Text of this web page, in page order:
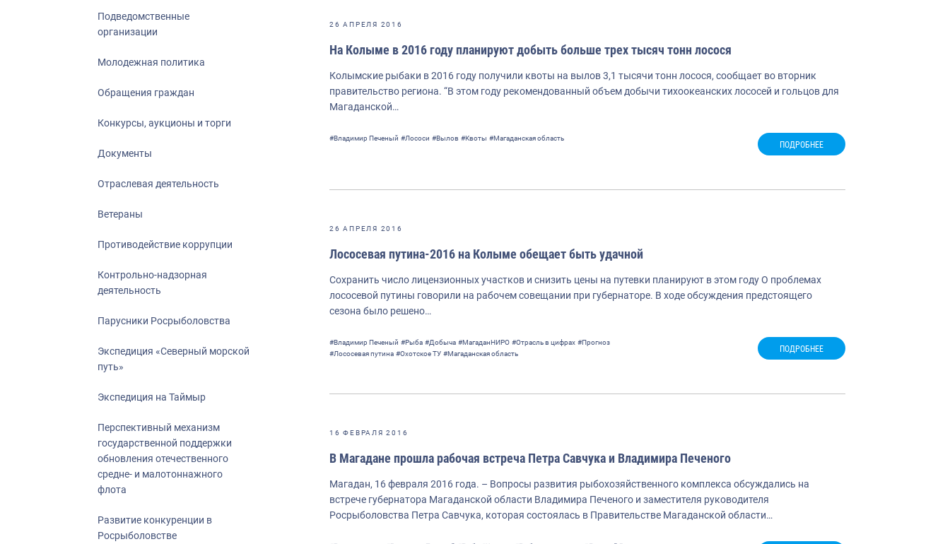
Подведомственные
организации
Молодежная политика
Обращения граждан
Конкурсы, аукционы и торги
Документы
Отраслевая деятельность
Ветераны
Противодействие коррупции
Контрольно-надзорная
деятельность
Парусники Росрыболовства
Экспедиция «Северный морской
путь»
Экспедиция на Таймыр
Перспективный механизм
государственной поддержки
обновления отечественного
средне- и малотоннажного
флота
Развитие конкуренции в
Росрыболовстве
26 АПРЕЛЯ 2016
На Колыме в 2016 году планируют добыть больше трех тысяч тонн лосося
Колымские рыбаки в 2016 году получили квоты на вылов 3,1 тысячи тонн лосося, сообщает во вторник
правительство региона. “В этом году рекомендованный объем добычи тихоокеанских лососей и гольцов для
Магаданской…
#Владимир Печеный #Лососи #Вылов #Квоты #Магаданская область
ПОДРОБНЕЕ
26 АПРЕЛЯ 2016
Лососевая путина-2016 на Колыме обещает быть удачной
Сохранить число лицензионных участков и снизить цены на путевки планируют в этом году О проблемах
лососевой путины говорили на рабочем совещании при губернаторе. В ходе обсуждения предстоящего
сезона было решено…
#Владимир Печеный #Рыба #Добыча #МагаданНИРО #Отрасль в цифрах #Прогноз
#Лососевая путина #Охотское ТУ #Магаданская область ПОДРОБНЕЕ
16 ФЕВРАЛЯ 2016
В Магадане прошла рабочая встреча Петра Савчука и Владимира Печеного
Магадан, 16 февраля 2016 года. – Вопросы развития рыбохозяйственного комплекса обсуждались на
встрече губернатора Магаданской области Владимира Печеного и заместителя руководителя
Росрыболовства Петра Савчука, которая состоялась в Правительстве Магаданской области…